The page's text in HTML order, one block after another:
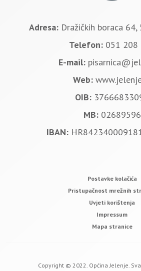
Adresa: Dražičkih boraca
Telefon: 051 208
E-mail:
Web:
OIB:
MB: 02689596
IBAN:
Postavke kolačića
Pristupačnost mrežnih
Uvjeti korištenja
Impressum
Mapa stranice
Copyright © 2022. Općina Jelenje.